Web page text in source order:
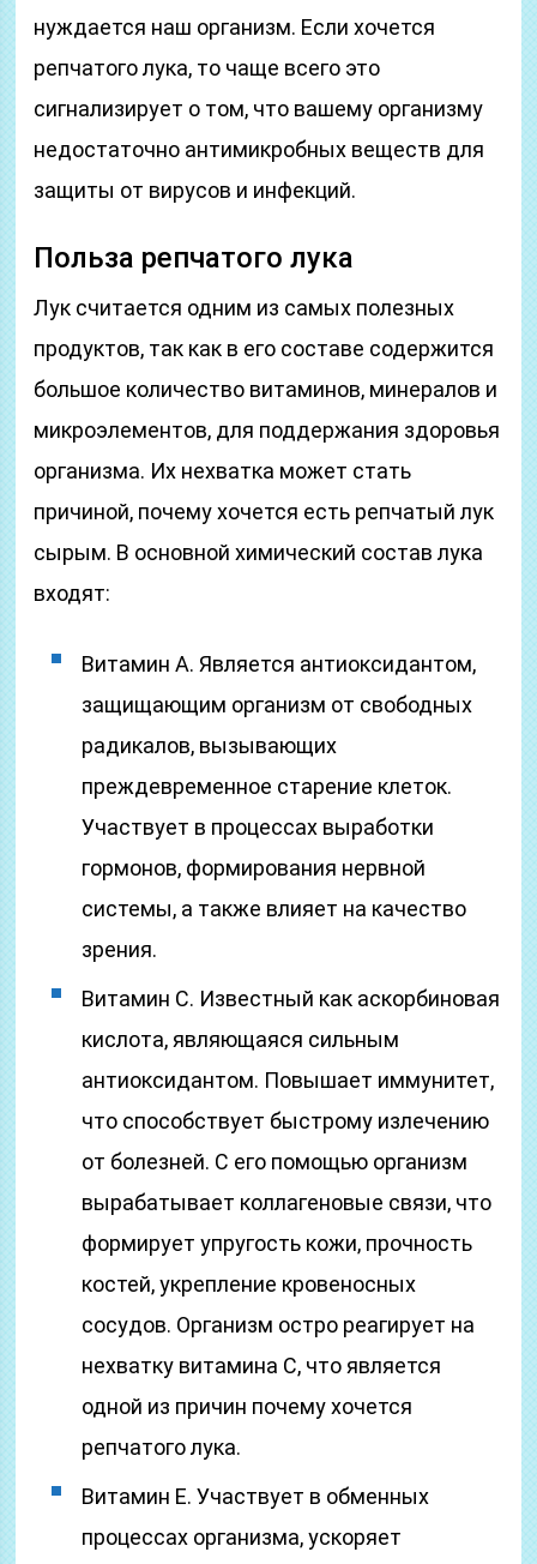
нуждается наш организм. Если хочется
репчатого лука, то чаще всего это
сигнализирует о том, что вашему организму
недостаточно антимикробных веществ для
защиты от вирусов и инфекций.
Польза репчатого лука
Лук считается одним из самых полезных
продуктов, так как в его составе содержится
большое количество витаминов, минералов и
микроэлементов, для поддержания здоровья
организма. Их нехватка может стать
причиной, почему хочется есть репчатый лук
сырым. В основной химический состав лука
входят:
Витамин A. Является антиоксидантом,
защищающим организм от свободных
радикалов, вызывающих
преждевременное старение клеток.
Участвует в процессах выработки
гормонов, формирования нервной
системы, а также влияет на качество
зрения.
Витамин С. Известный как аскорбиновая
кислота, являющаяся сильным
антиоксидантом. Повышает иммунитет,
что способствует быстрому излечению
от болезней. С его помощью организм
вырабатывает коллагеновые связи, что
формирует упругость кожи, прочность
костей, укрепление кровеносных
сосудов. Организм остро реагирует на
нехватку витамина С, что является
одной из причин почему хочется
репчатого лука.
Витамин Е. Участвует в обменных
процессах организма, ускоряет